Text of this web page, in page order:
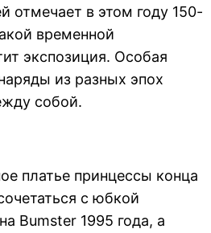
отмечает в этом году 150-
временной
экспозиция. Особая
из разных эпох
собой.
платье принцессы конца
с юбкой
Bumster 1995 года, а